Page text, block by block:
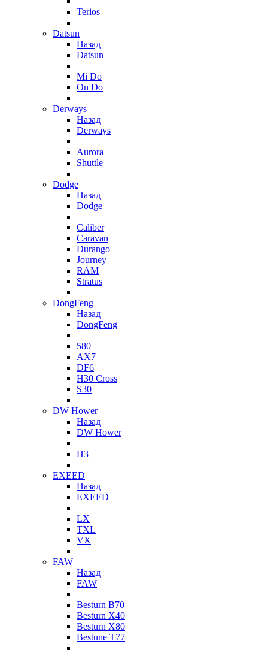
Terios
Datsun
Назад
Datsun
Mi Do
On Do
Derways
Назад
Derways
Aurora
Shuttle
Dodge
Назад
Dodge
Caliber
Caravan
Durango
Journey
RAM
Stratus
DongFeng
Назад
DongFeng
580
AX7
DF6
H30 Cross
S30
DW Hower
Назад
DW Hower
H3
EXEED
Назад
EXEED
LX
TXL
VX
FAW
Назад
FAW
Besturn B70
Besturn X40
Besturn X80
Bestune T77